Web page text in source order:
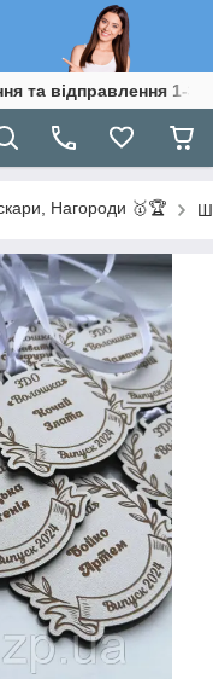
та відправлення 1-3
Нагороди 🥇🏆